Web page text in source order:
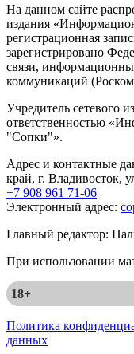
На данном сайте
издания
регистрационная
зарегистрировано
связи,
коммуникаций
Учредитель сетевого
ответственностью
"Сопки"».
Адрес и контактные
край, г. Владивосток,
+7 908 961 71-06
Электронный адрес:
Главный редактор:
При использовании
18+
Политика
данных